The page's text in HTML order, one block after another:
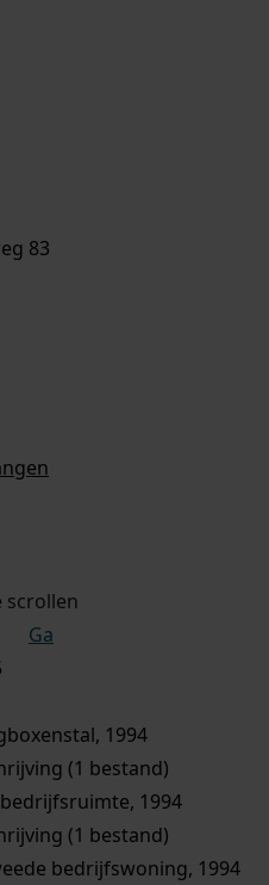
83
scrollen
Ga
1994
(1 bestand)
1994
(1 bestand)
bedrijfswoning, 1994